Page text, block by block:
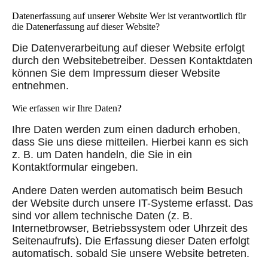
Datenerfassung auf unserer Website Wer ist verantwortlich für
die Datenerfassung auf dieser Website?
Die Datenverarbeitung auf dieser Website erfolgt
durch den Websitebetreiber. Dessen Kontaktdaten
können Sie dem Impressum dieser Website
entnehmen.
Wie erfassen wir Ihre Daten?
Ihre Daten werden zum einen dadurch erhoben,
dass Sie uns diese mitteilen. Hierbei kann es sich
z. B. um Daten handeln, die Sie in ein
Kontaktformular eingeben.
Andere Daten werden automatisch beim Besuch
der Website durch unsere IT-Systeme erfasst. Das
sind vor allem technische Daten (z. B.
Internetbrowser, Betriebssystem oder Uhrzeit des
Seitenaufrufs). Die Erfassung dieser Daten erfolgt
automatisch, sobald Sie unsere Website betreten.